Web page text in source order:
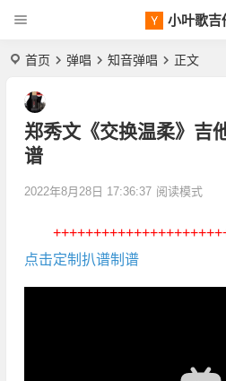
小叶歌吉
首页 弹唱 知音弹唱 正文
郑秀文《交换温柔》吉
谱
2022年8月28日 17:36:37 阅读模式
点击定制扒谱制谱